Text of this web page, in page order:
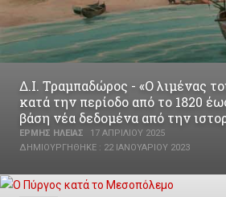
Δ.Ι. Τραμπαδώρος - «Ο λιμένας
κατά την περίοδο από το 1820
βάση νέα δεδομένα από την
ΕΡΜΉΣ ΗΛΕΊΑΣ
17 ΑΠΡΙΛΊΟΥ 2025
ΔΗΜΙΟΥΡΓΉΘΗΚΕ : 22 ΙΑΝΟΥΑΡΊΟΥ 2023